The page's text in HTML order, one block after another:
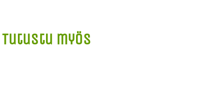
Tutustu myös